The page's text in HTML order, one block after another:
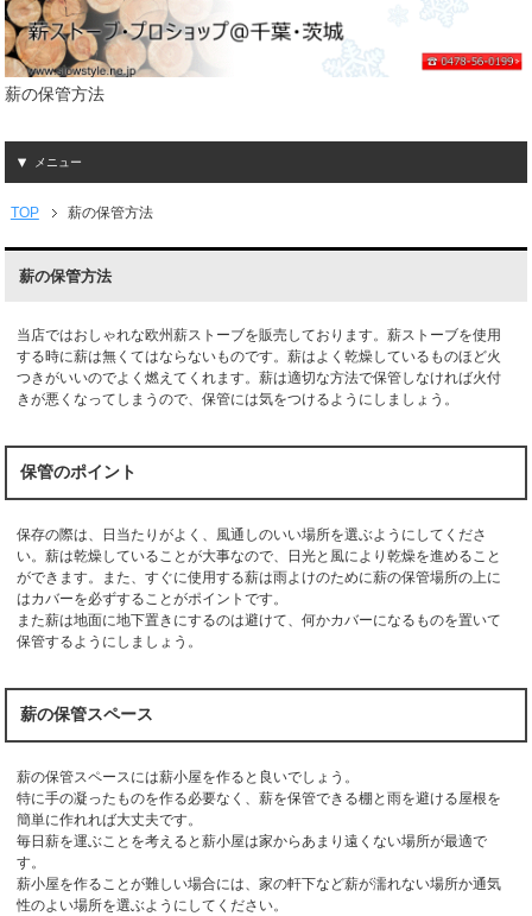
薪の保管方法
メニュー
TOP 薪の保管方法
薪の保管方法
当店ではおしゃれな欧州薪ストーブを販売しております。薪ストーブを使用
する時に薪は無くてはならないものです。薪はよく乾燥しているものほど火
つきがいいのでよく燃えてくれます。薪は適切な方法で保管しなければ火付
きが悪くなってしまうので、保管には気をつけるようにしましょう。
保管のポイント
保存の際は、日当たりがよく、風通しのいい場所を選ぶようにしてくださ
い。薪は乾燥していることが大事なので、日光と風により乾燥を進めること
ができます。また、すぐに使用する薪は雨よけのために薪の保管場所の上に
はカバーを必ずすることがポイントです。
また薪は地面に地下置きにするのは避けて、何かカバーになるものを置いて
保管するようにしましょう。
薪の保管スペース
薪の保管スペースには薪小屋を作ると良いでしょう。
特に手の凝ったものを作る必要なく、薪を保管できる棚と雨を避ける屋根を
簡単に作れれば大丈夫です。
毎日薪を運ぶことを考えると薪小屋は家からあまり遠くない場所が最適で
す。
薪小屋を作ることが難しい場合には、家の軒下など薪が濡れない場所か通気
性のよい場所を選ぶようにしてください。